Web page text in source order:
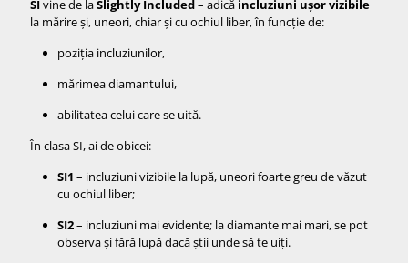
SIvine de laSlightly Included – adică incluziuni ușor vizibile
la mărire și, uneori, chiar și cu ochiul liber, în funcție de:
poziția incluziunilor,
mărimea diamantului,
abilitatea celui care se uită.
În clasa SI, ai de obicei:
SI1 – incluziuni vizibile la lupă, uneori foarte greu de văzut
cu ochiul liber;
SI2– incluziuni mai evidente; la diamante mai mari, se pot
observa și fără lupă dacă știi unde să te uiți.